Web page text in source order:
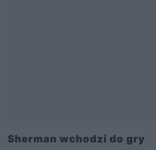
Sherman wchodzi do gry